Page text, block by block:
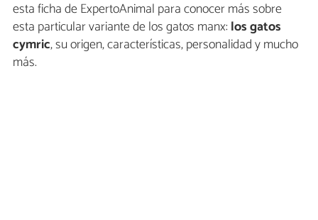
esta ficha de ExpertoAnimal para conocer más sobre
esta particular variante de los gatos manx:los gatos
cymric, su origen, características, personalidad y mucho
más.